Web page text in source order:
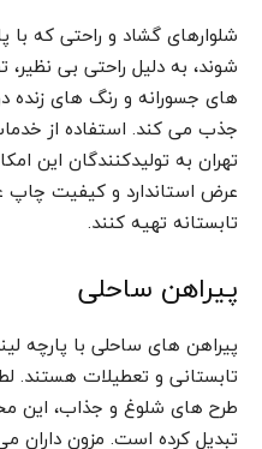
شلوارهای گشاد و راحتی که با
شوند، به دلیل راحتی بی نظیر،
های جسورانه و رنگ های زنده
جذب می کند. استفاده از خدمات
تهران به تولیدکنندگان این
عرض استاندارد و کیفیت چاپ
تابستانه تهیه کنند.
پیراهن ساحلی
پیراهن های ساحلی با پارچه
تابستانی و تعطیلات هستند.
طرح های شلوغ و جذاب، این
تبدیل کرده است. مزون داران